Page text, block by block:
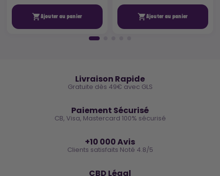
Ajouter au panier Ajouter au panier
Livraison Rapide
Gratuite dès 49€ avec GLS
Paiement Sécurisé
CB, Visa, Mastercard 100% sécurisé
+10 000 Avis
Clients satisfaits Noté 4.8/5
CBD Légal